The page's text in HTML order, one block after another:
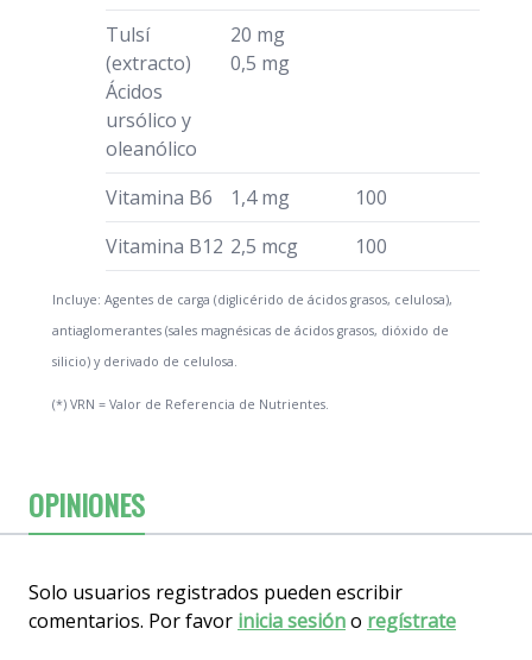
Tulsí
(extracto)
Ácidos
ursólico y
oleanólico
20 mg
0,5 mg
Vitamina B6 1,4 mg
100
Vitamina B12 2,5 mcg 100
Incluye: Agentes de carga (diglicérido de ácidos grasos, celulosa),
antiaglomerantes (sales magnésicas de ácidos grasos, dióxido de
silicio) y derivado de celulosa.
(*) VRN = Valor de Referencia de Nutrientes.
OPINIONES
Solo usuarios registrados pueden escribir
comentarios. Por favor inicia sesióno regístrate